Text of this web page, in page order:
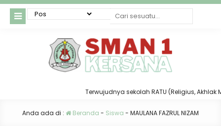
Terwujudnya sekolah RATU (Religius, Akhlak
Anda ada di : Beranda - Siswa - MAULANA FAZRUL NIZAM